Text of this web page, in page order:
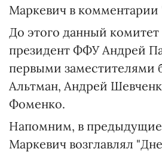
Маркевич в комментарии
До этого данный комитет
президент ФФУ Андрей
первыми заместителями
Альтман, Андрей
Фоменко.
Напомним, в предыдущие
Маркевич возглавлял